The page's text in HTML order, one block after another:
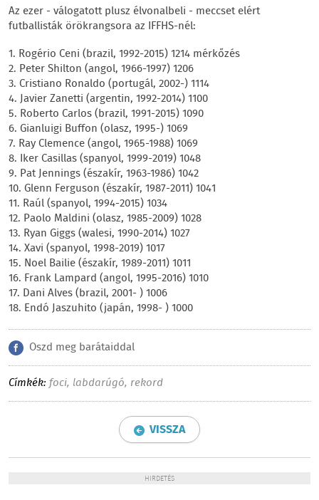
Az ezer - válogatott plusz élvonalbeli - meccset elért
futballisták örökrangsora az IFFHS-nél:
1. Rogério Ceni (brazil, 1992-2015) 1214 mérkőzés
2. Peter Shilton (angol, 1966-1997) 1206
3. Cristiano Ronaldo (portugál, 2002-) 1114
4. Javier Zanetti (argentin, 1992-2014) 1100
5. Roberto Carlos (brazil, 1991-2015) 1090
6. Gianluigi Buffon (olasz, 1995-) 1069
7. Ray Clemence (angol, 1965-1988) 1069
8. Iker Casillas (spanyol, 1999-2019) 1048
9. Pat Jennings (északír, 1963-1986) 1042
10. Glenn Ferguson (északír, 1987-2011) 1041
11. Raúl (spanyol, 1994-2015) 1034
12. Paolo Maldini (olasz, 1985-2009) 1028
13. Ryan Giggs (walesi, 1990-2014) 1027
14. Xavi (spanyol, 1998-2019) 1017
15. Noel Bailie (északír, 1989-2011) 1011
16. Frank Lampard (angol, 1995-2016) 1010
17. Dani Alves (brazil, 2001- ) 1006
18. Endó Jaszuhito (japán, 1998- ) 1000
Oszd meg barátaiddal
Címkék: foci, labdarúgó, rekord
VISSZA
HIRDETÉS